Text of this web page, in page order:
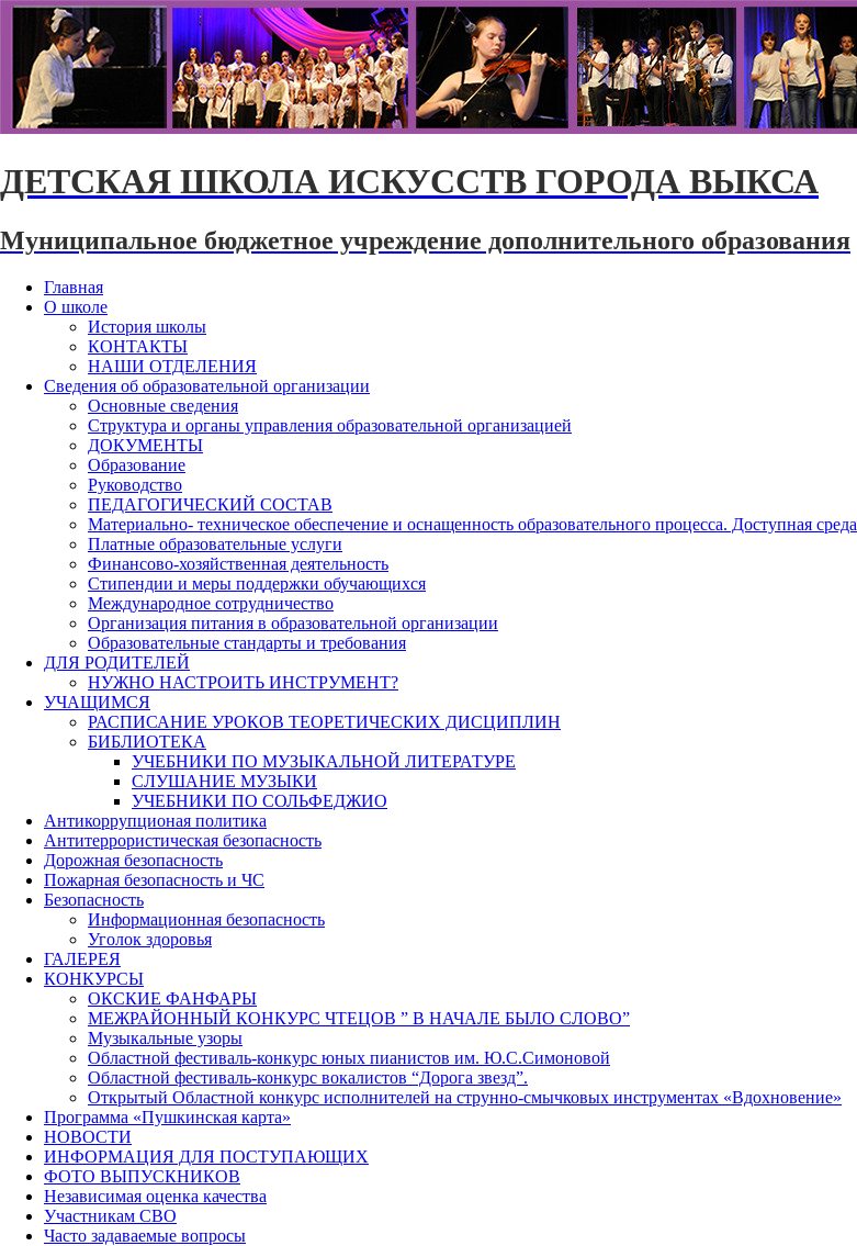
ДЕТСКАЯ ШКОЛА ИСКУССТВ ГОРОДА ВЫКСА
Муниципальное бюджетное учреждение дополнительного образования
Главная
О школе
История школы
КОНТАКТЫ
НАШИ ОТДЕЛЕНИЯ
Сведения об образовательной организации
Основные сведения
Структура и органы управления образовательной организацией
ДОКУМЕНТЫ
Образование
Руководство
ПЕДАГОГИЧЕСКИЙ СОСТАВ
Материально- техническое обеспечение и оснащенность образовательного процесса. Доступная среда
Платные образовательные услуги
Финансово-хозяйственная деятельность
Стипендии и меры поддержки обучающихся
Международное сотрудничество
Организация питания в образовательной организации
Образовательные стандарты и требования
ДЛЯ РОДИТЕЛЕЙ
НУЖНО НАСТРОИТЬ ИНСТРУМЕНТ?
УЧАЩИМСЯ
РАСПИСАНИЕ УРОКОВ ТЕОРЕТИЧЕСКИХ ДИСЦИПЛИН
БИБЛИОТЕКА
УЧЕБНИКИ ПО МУЗЫКАЛЬНОЙ ЛИТЕРАТУРЕ
СЛУШАНИЕ МУЗЫКИ
УЧЕБНИКИ ПО СОЛЬФЕДЖИО
Антикоррупционая политика
Антитеррористическая безопасность
Дорожная безопасность
Пожарная безопасность и ЧС
Безопасность
Информационная безопасность
Уголок здоровья
ГАЛЕРЕЯ
КОНКУРСЫ
ОКСКИЕ ФАНФАРЫ
МЕЖРАЙОННЫЙ КОНКУРС ЧТЕЦОВ ” В НАЧАЛЕ БЫЛО СЛОВО”
Музыкальные узоры
Областной фестиваль-конкурс юных пианистов им. Ю.С.Симоновой
Областной фестиваль-конкурс вокалистов “Дорога звезд”.
Открытый Областной конкурс исполнителей на струнно-смычковых инструментах «Вдохновение»
Программа «Пушкинская карта»
НОВОСТИ
ИНФОРМАЦИЯ ДЛЯ ПОСТУПАЮЩИХ
ФОТО ВЫПУСКНИКОВ
Независимая оценка качества
Участникам СВО
Часто задаваемые вопросы